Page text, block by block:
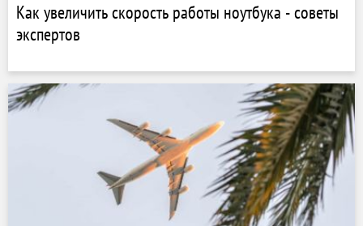
Как увеличить скорость работы ноутбука - советы
экспертов